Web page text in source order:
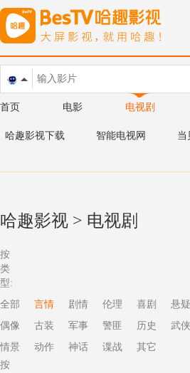
首页 电影 电视剧
哈趣影视下载 智能电视网 当
哈趣影视 > 电视剧
按
类
型:
全部
言情 剧情 伦理 喜剧 悬疑
偶像
古装 军事 警匪 历史 武侠
情景
动作 神话 谍战
其它
按